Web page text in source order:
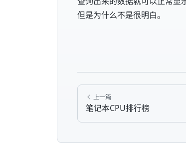
但是为什么不是很明白。
上一篇
笔记本CPU排行榜